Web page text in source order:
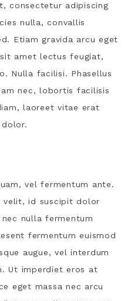
consectetur adipiscing
nulla, convallis
Etiam gravida arcu eget
amet lectus feugiat,
Nulla facilisi. Phasellus
nec, lobortis facilisis
laoreet vitae erat
vel fermentum ante.
velit, id suscipit dolor
nulla fermentum
fermentum euismod
augue, vel interdum
Ut imperdiet eros at
eget massa nec arcu